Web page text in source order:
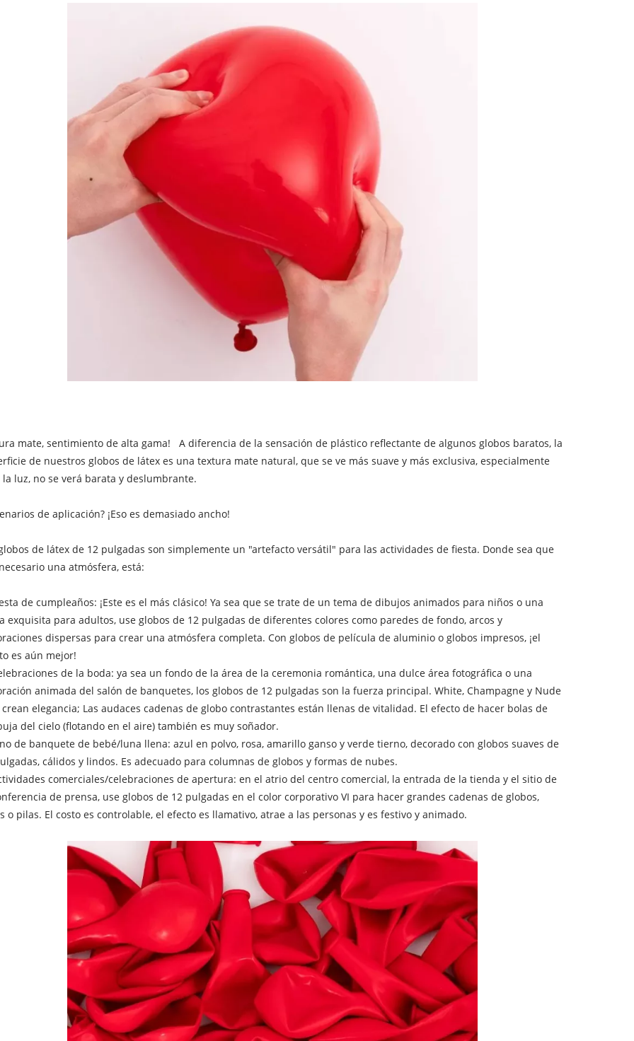
mate, sentimiento de alta gama! A diferencia de la sensación de plástico reflectante de algunos globos baratos, la
de nuestros globos de látex es una textura mate natural, que se ve más suave y más exclusiva, especialmente
la luz, no se verá barata y deslumbrante.
de aplicación? ¡Eso es demasiado ancho!
de látex de 12 pulgadas son simplemente un "artefacto versátil" para las actividades de fiesta. Donde sea que
una atmósfera, está:
de cumpleaños: ¡Este es el más clásico! Ya sea que se trate de un tema de dibujos animados para niños o una
exquisita para adultos, use globos de 12 pulgadas de diferentes colores como paredes de fondo, arcos y
dispersas para crear una atmósfera completa. Con globos de película de aluminio o globos impresos, ¡el
es aún mejor!
de la boda: ya sea un fondo de la área de la ceremonia romántica, una dulce área fotográfica o una
animada del salón de banquetes, los globos de 12 pulgadas son la fuerza principal. White, Champagne y Nude
crean elegancia; Las audaces cadenas de globo contrastantes están llenas de vitalidad. El efecto de hacer bolas de
del cielo (flotando en el aire) también es muy soñador.
de banquete de bebé/luna llena: azul en polvo, rosa, amarillo ganso y verde tierno, decorado con globos suaves de
cálidos y lindos. Es adecuado para columnas de globos y formas de nubes.
comerciales/celebraciones de apertura: en el atrio del centro comercial, la entrada de la tienda y el sitio de
de prensa, use globos de 12 pulgadas en el color corporativo VI para hacer grandes cadenas de globos,
o pilas. El costo es controlable, el efecto es llamativo, atrae a las personas y es festivo y animado.